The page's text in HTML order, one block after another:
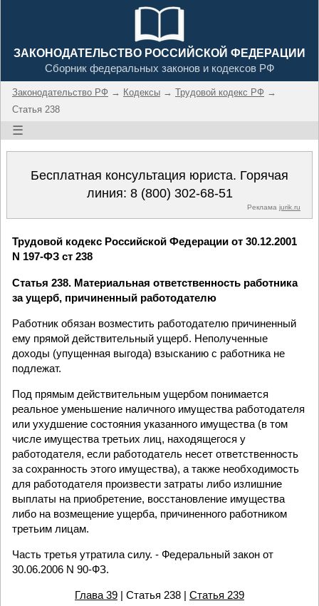
ЗАКОНОДАТЕЛЬСТВО РОССИЙСКОЙ ФЕДЕРАЦИИ
Сборник федеральных законов и кодексов РФ
Законодательство РФ → Кодексы → Трудовой кодекс РФ →
Статья 238
☰
Бесплатная консультация юриста. Горячая
линия: 8 (800) 302-68-51
Реклама jurik.ru
Трудовой кодекс Российской Федерации от 30.12.2001
N 197-ФЗ ст 238
Статья 238. Материальная ответственность работника
за ущерб, причиненный работодателю
Работник обязан возместить работодателю причиненный
ему прямой действительный ущерб. Неполученные
доходы (упущенная выгода) взысканию с работника не
подлежат.
Под прямым действительным ущербом понимается
реальное уменьшение наличного имущества работодателя
или ухудшение состояния указанного имущества (в том
числе имущества третьих лиц, находящегося у
работодателя, если работодатель несет ответственность
за сохранность этого имущества), а также необходимость
для работодателя произвести затраты либо излишние
выплаты на приобретение, восстановление имущества
либо на возмещение ущерба, причиненного работником
третьим лицам.
Часть третья утратила силу. - Федеральный закон от
30.06.2006 N 90-ФЗ.
Глава 39| Статья 238 | Статья 239